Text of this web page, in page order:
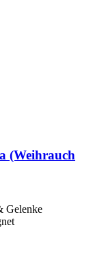
(Weihrauch
Gelenke